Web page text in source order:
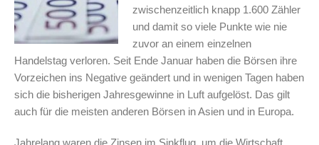
zwischenzeitlich knapp 1.600 Zähler
und damit so viele Punkte wie nie
zuvor an einem einzelnen
Handelstag verloren. Seit Ende Januar haben die Börsen ihre
Vorzeichen ins Negative geändert und in wenigen Tagen haben
sich die bisherigen Jahresgewinne in Luft aufgelöst. Das gilt
auch für die meisten anderen Börsen in Asien und in Europa.
Jahrelang waren die Zinsen im Sinkflug, um die Wirtschaft